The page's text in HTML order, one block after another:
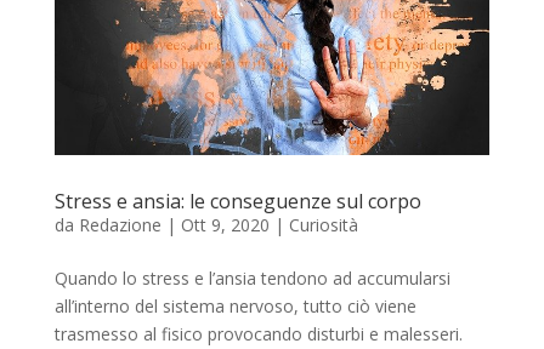
Stress e ansia: le conseguenze sul corpo
da Redazione | Ott 9, 2020 | Curiosità
Quando lo stress e l’ansia tendono ad accumularsi
all’interno del sistema nervoso, tutto ciò viene
trasmesso al fisico provocando disturbi e malesseri.